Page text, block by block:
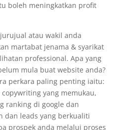
boleh meningkatkan profit
atau wakil anda
martabat jenama & syarikat
professional. Apa yang
mula buat website anda?
perkara paling penting iaitu:
copywriting yang memukau,
ranking di google dan
dan leads yang berkualiti
prospek anda melalui proses